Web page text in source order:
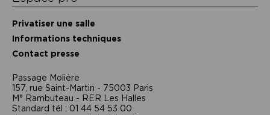
Privatiser une salle
Informations techniques
Contact presse
Passage Moliėre
157, rue Saint-Martin - 75003 Paris
M° Rambuteau - RER Les Halles
Standard tél : 01 44 54 53 00